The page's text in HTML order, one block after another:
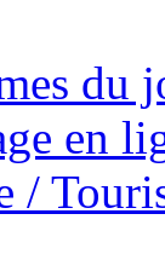
du
en
/